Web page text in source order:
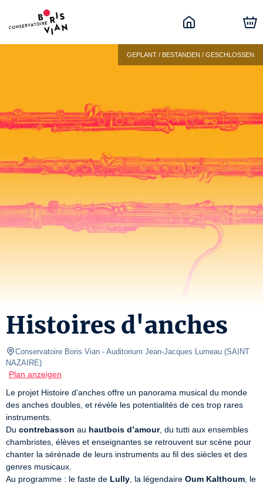
GEPLANT / BESTANDEN / GESCHLOSSEN
Histoires d'anches
Conservatoire Boris Vian - Auditorium Jean-Jacques Lumeau (SAINT
NAZAIRE)
Plan anzeigen
Le projet Histoire d’anches offre un panorama musical du monde
des anches doubles, et révèle les potentialités de ces trop rares
instruments.
Du contrebasson au hautbois d’amour, du tutti aux ensembles
chambristes, élèves et enseignantes se retrouvent sur scène pour
chanter la sérénade de leurs instruments au fil des siècles et des
genres musicaux.
Au programme : le faste de Lully , la légendaire Oum Kalthoum , le